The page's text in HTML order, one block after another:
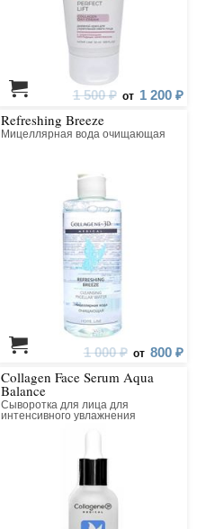
1 500 ₽ от 1 200 ₽
Refreshing Breeze
Мицеллярная вода очищающая
1 000 ₽ от 800 ₽
Collagen Face Serum Aqua
Balance
Сыворотка для лица для
интенсивного увлажнения